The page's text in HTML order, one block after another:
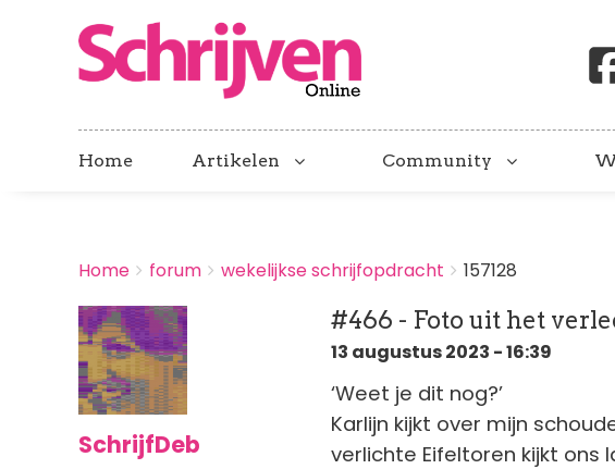
Home Artikelen Community
BREADCRUMBS
You
here:
Home forum wekelijkse schrijfopdracht 157128
SchrijfDeb
#466 - Foto uit het
13 augustus 2023 - 16:39
‘Weet je dit nog?’
Karlijn kijkt over mijn
verlichte Eifeltoren kijkt ons